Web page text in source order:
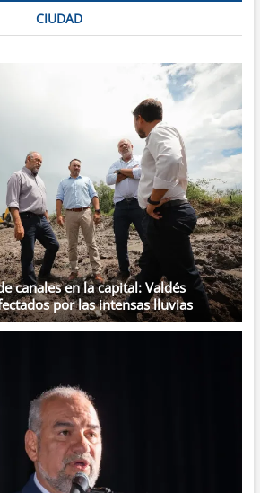
CIUDAD
canales en la capital: Valdés
por las intensas lluvias